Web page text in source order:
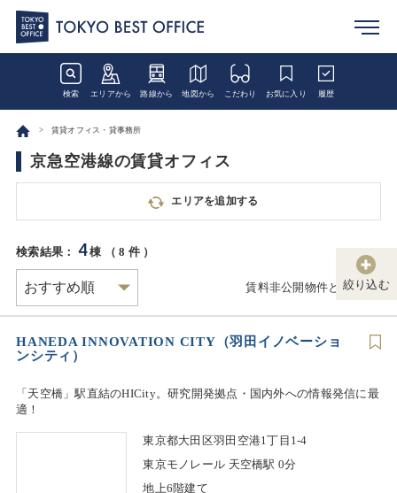
検索 エリアから 路線から 地図から こだわり お気に入り 履歴
賃貸オフィス・貸事務所
京急空港線の賃貸オフィス
エリアを追加する
絞り込む
検索結果： 4棟 （8 件 ）
賃料非公開物件とは
HANEDA INNOVATION CITY（羽田イノベーショ
ンシティ）
「天空橋」駅直結のHICity。研究開発拠点・国内外への情報発信に最
適！
東京都大田区羽田空港1丁目1-4
東京モノレール 天空橋駅 0分
地上6階建て